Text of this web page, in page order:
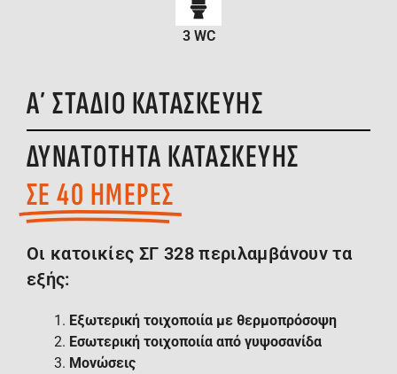
3 WC
Α΄ ΣΤΑΔΙΟ ΚΑΤΑΣΚΕΥΗΣ
ΔΥΝΑΤΟΤΗΤΑ ΚΑΤΑΣΚΕΥΗΣ
ΣΕ 40 ΗΜΕΡΕΣ
Οι κατοικίες ΣΓ 328 περιλαμβάνουν τα
εξής:
Εξωτερική τοιχοποιία με θερμοπρόσοψη
Εσωτερική τοιχοποιία από γυψοσανίδα
Μονώσεις